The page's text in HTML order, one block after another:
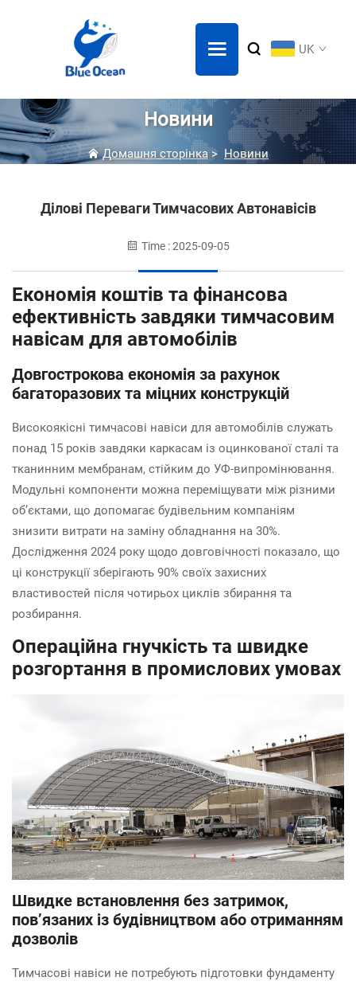
UK
Новини
Домашня сторінка> Новини
Ділові Переваги Тимчасових Автонавісів
Time : 2025-09-05
Економія коштів та фінансова
ефективність завдяки тимчасовим
навісам для автомобілів
Довгострокова економія за рахунок
багаторазових та міцних конструкцій
Високоякісні тимчасові навіси для автомобілів служать
понад 15 років завдяки каркасам із оцинкованої сталі та
тканинним мембранам, стійким до УФ-випромінювання.
Модульні компоненти можна переміщувати між різними
об’єктами, що допомагає будівельним компаніям
знизити витрати на заміну обладнання на 30%.
Дослідження 2024 року щодо довговічності показало, що
ці конструкції зберігають 90% своїх захисних
властивостей після чотирьох циклів збирання та
розбирання.
Операційна гнучкість та швидке
розгортання в промислових умовах
Швидке встановлення без затримок,
пов’язаних із будівництвом або отриманням
дозволів
Тимчасові навіси не потребують підготовки фундаменту